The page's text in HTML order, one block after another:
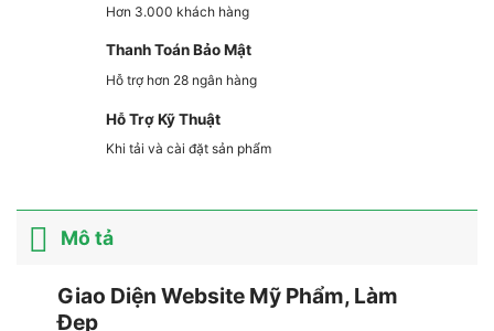
Hơn 3.000 khách hàng
Thanh Toán Bảo Mật
Hỗ trợ hơn 28 ngân hàng
Hỗ Trợ Kỹ Thuật
Khi tải và cài đặt sản phẩm
Mô tả
Giao Diện Website Mỹ Phẩm, Làm
Đẹp